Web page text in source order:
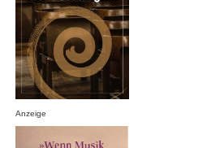
Anzeige